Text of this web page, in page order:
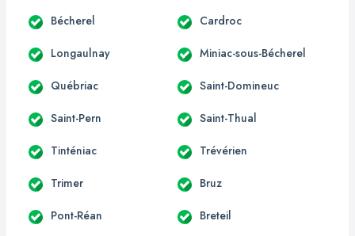
Bécherel Cardroc
Longaulnay Miniac-sous-Bécherel
Québriac Saint-Domineuc
Saint-Pern Saint-Thual
Tinténiac Trévérien
Trimer Bruz
Pont-Réan Breteil